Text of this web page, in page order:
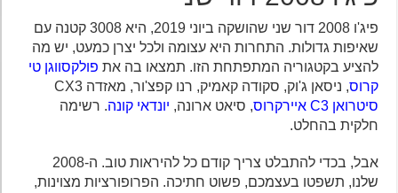
פיג'ו 2008 דור שני שהושקה ביוני 2019, היא 3008 קטנה עם
שאיפות גדולות. התחרות היא עצומה ולכל יצרן כמעט, יש מה
להציע בקטגוריה המתפתחת הזו. תמצאו בה אתפולקסווגן טי
קרוס, ניסאן ג'וק, סקודה קאמיק, רנו קפצ'ור, מאזדה CX3
סיטרואן C3 איירקרוס
, סיאט ארונה,יונדאי קונה. רשימה
חלקית בהחלט.
אבל, בכדי להתבלט צריך קודם כל להיראות טוב. ה-2008
שלנו, תשפטו בעצמכם, פשוט חתיכה. הפרופורציות מצוינות,